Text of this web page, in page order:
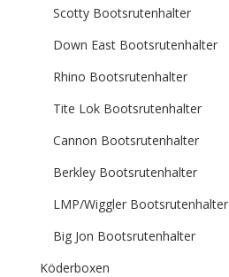
Scotty Bootsrutenhalter
Down East Bootsrutenhalter
Rhino Bootsrutenhalter
Tite Lok Bootsrutenhalter
Cannon Bootsrutenhalter
Berkley Bootsrutenhalter
LMP/Wiggler Bootsrutenhalter
Big Jon Bootsrutenhalter
Köderboxen